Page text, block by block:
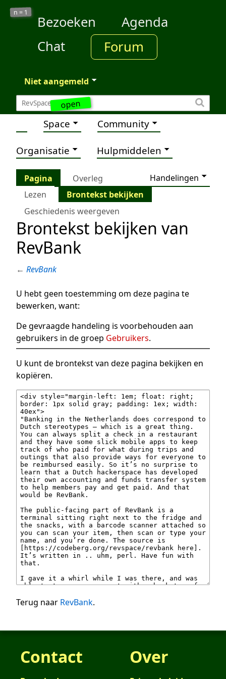
open
n = 1
Bezoeken
Agenda
Chat
Forum
Niet aangemeld
Space Community
Organisatie Hulpmiddelen
Pagina Overleg
Handelingen
Lezen
Brontekst bekijken
Geschiedenis weergeven
Brontekst bekijken van
RevBank
← RevBank
U hebt geen toestemming om deze pagina te
bewerken, want:
De gevraagde handeling is voorbehouden aan
gebruikers in de groep Gebruikers.
U kunt de brontekst van deze pagina bekijken en
kopiëren.
Terug naar RevBank.
Contact Over